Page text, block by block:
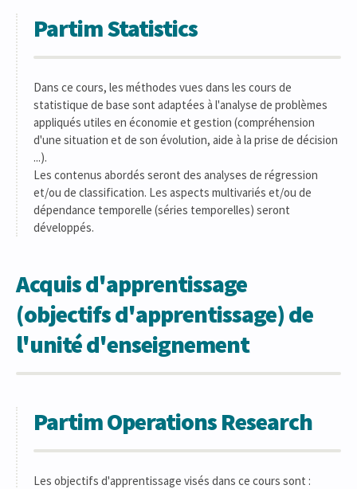
Partim Statistics
Dans ce cours, les méthodes vues dans les cours de
statistique de base sont adaptées à l'analyse de problèmes
appliqués utiles en économie et gestion (compréhension
d'une situation et de son évolution, aide à la prise de décision
...).
Les contenus abordés seront des analyses de régression
et/ou de classification. Les aspects multivariés et/ou de
dépendance temporelle (séries temporelles) seront
développés.
Acquis d'apprentissage
(objectifs d'apprentissage) de
l'unité d'enseignement
Partim Operations Research
Les objectifs d'apprentissage visés dans ce cours sont :